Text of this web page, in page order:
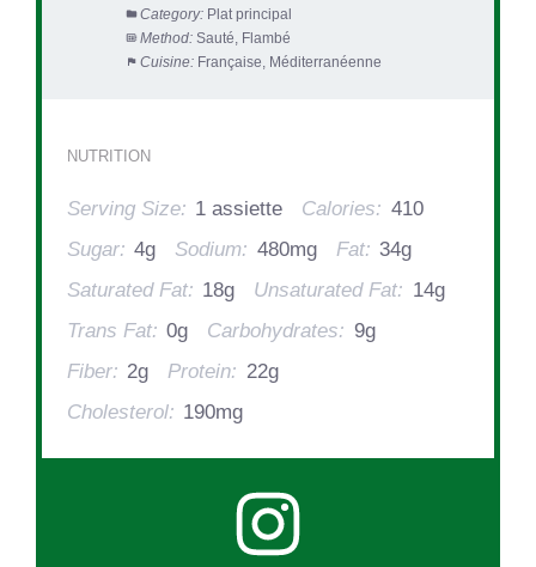
Category: Plat principal
Method: Sauté, Flambé
Cuisine: Française, Méditerranéenne
NUTRITION
Serving Size: 1 assiette Calories: 410
Sugar: 4g Sodium: 480mg Fat: 34g
Saturated Fat: 18g Unsaturated Fat: 14g
Trans Fat: 0g Carbohydrates: 9g
Fiber: 2g Protein: 22g
Cholesterol: 190mg